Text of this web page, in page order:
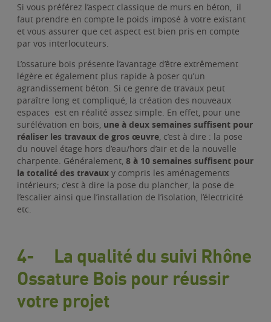
Si vous préférez l’aspect classique de murs en béton, il
faut prendre en compte le poids imposé à votre existant
et vous assurer que cet aspect est bien pris en compte
par vos interlocuteurs.
L’ossature bois présente l’avantage d’être extrêmement
légère et également plus rapide à poser qu’un
agrandissement béton. Si ce genre de travaux peut
paraître long et compliqué, la création des nouveaux
espaces est en réalité assez simple. En effet, pour une
surélévation en bois, une à deux semaines suffisent pour
réaliser les travaux de gros œuvre , c’est à dire : la pose
du nouvel étage hors d’eau/hors d’air et de la nouvelle
charpente. Généralement, 8 à 10 semaines suffisent pour
la totalité des travaux y compris les aménagements
intérieurs; c’est à dire la pose du plancher, la pose de
l’escalier ainsi que l’installation de l’isolation, l’électricité
etc.
4- La qualité du suivi Rhône
Ossature Bois pour réussir
votre projet